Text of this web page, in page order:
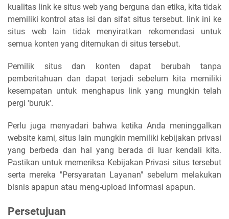
kualitas link ke situs web yang berguna dan etika, kita tidak
memiliki kontrol atas isi dan sifat situs tersebut. link ini ke
situs web lain tidak menyiratkan rekomendasi untuk
semua konten yang ditemukan di situs tersebut.
Pemilik situs dan konten dapat berubah tanpa
pemberitahuan dan dapat terjadi sebelum kita memiliki
kesempatan untuk menghapus link yang mungkin telah
pergi 'buruk'.
Perlu juga menyadari bahwa ketika Anda meninggalkan
website kami, situs lain mungkin memiliki kebijakan privasi
yang berbeda dan hal yang berada di luar kendali kita.
Pastikan untuk memeriksa Kebijakan Privasi situs tersebut
serta mereka "Persyaratan Layanan" sebelum melakukan
bisnis apapun atau meng-upload informasi apapun.
Persetujuan